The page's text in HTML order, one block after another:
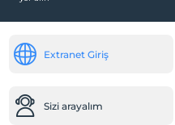
Paket servis olanağı
Bahçe
Extranet Giriş
Sizi arayalım